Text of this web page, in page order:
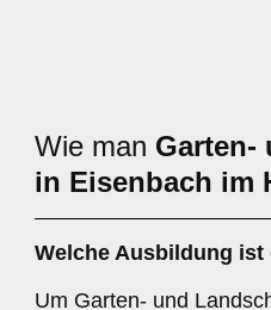
Wie man Garten-
in Eisenbach im
Welche Ausbildung
Um Garten- und